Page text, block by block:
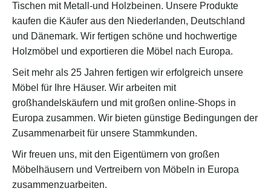
Tischen mit Metall-und Holzbeinen. Unsere Produkte
kaufen die Käufer aus den Niederlanden, Deutschland
und Dänemark. Wir fertigen schöne und hochwertige
Holzmöbel und exportieren die Möbel nach Europa.
Seit mehr als 25 Jahren fertigen wir erfolgreich unsere
Möbel für Ihre Häuser. Wir arbeiten mit
großhandelskäufern und mit großen online-Shops in
Europa zusammen. Wir bieten günstige Bedingungen der
Zusammenarbeit für unsere Stammkunden.
Wir freuen uns, mit den Eigentümern von großen
Möbelhäusern und Vertreibern von Möbeln in Europa
zusammenzuarbeiten.